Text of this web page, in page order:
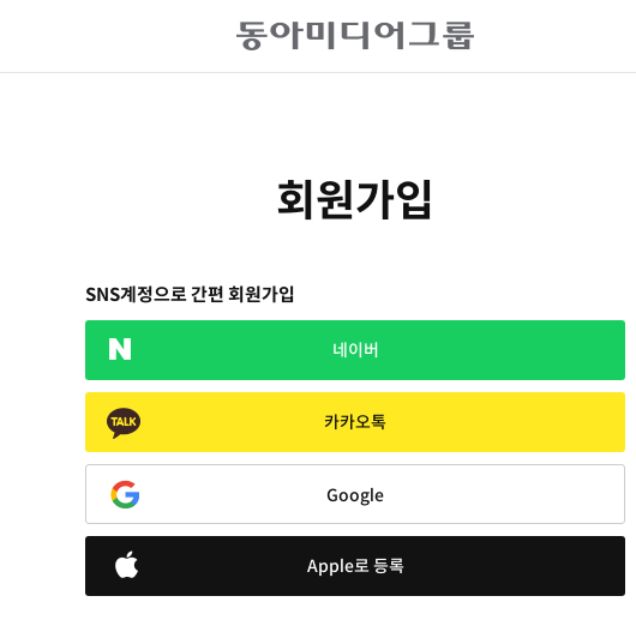
회원가입
SNS계정으로 간편 회원가입
네이버
카카오톡
Google
Apple로 등록